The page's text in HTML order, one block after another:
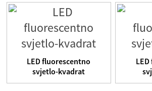
LED fluorescentno
svjetlo-kvadrat